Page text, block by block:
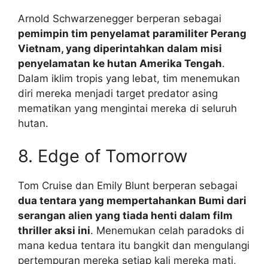
Arnold Schwarzenegger berperan sebagai
pemimpin tim penyelamat paramiliter Perang
Vietnam, yang diperintahkan dalam misi
penyelamatan ke hutan Amerika Tengah.
Dalam iklim tropis yang lebat, tim menemukan
diri mereka menjadi target predator asing
mematikan yang mengintai mereka di seluruh
hutan.
8. Edge of Tomorrow
Tom Cruise dan Emily Blunt berperan sebagai
dua tentara yang mempertahankan Bumi dari
serangan alien yang tiada henti dalam film
thriller aksi ini. Menemukan celah paradoks di
mana kedua tentara itu bangkit dan mengulangi
pertempuran mereka setiap kali mereka mati,